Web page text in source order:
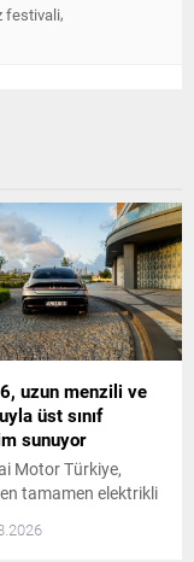
festivali,
uzun menzili ve
üst sınıf
sunuyor
Motor Türkiye,
tamamen elektrikli
yeni devreye
hizmeti ve